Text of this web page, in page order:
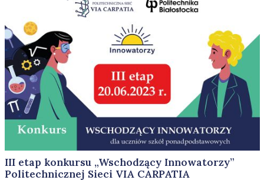
III etap konkursu „Wschodzący Innowatorzy”
Politechnicznej Sieci VIA CARPATIA